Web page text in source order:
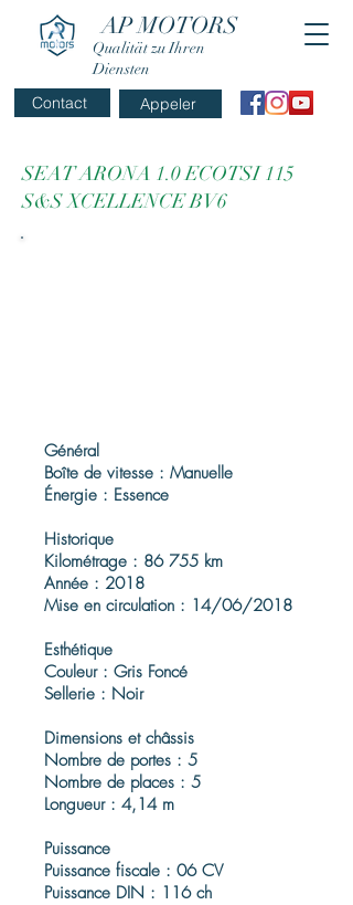
AP MOTORS
Qualität zu Ihren
Diensten
Appeler
Contact
SEAT ARONA 1.0 ECOTSI 115
S&S XCELLENCE BV6
Général
Boîte de vitesse : Manuelle
Énergie : Essence
Historique
Kilométrage : 86 755 km
Année : 2018
Mise en circulation : 14/06/2018
Esthétique
Couleur : Gris Foncé
Sellerie : Noir
Dimensions et châssis
Nombre de portes : 5
Nombre de places : 5
Longueur : 4,14 m
Puissance
Puissance fiscale : 06 CV
Puissance DIN : 116 ch